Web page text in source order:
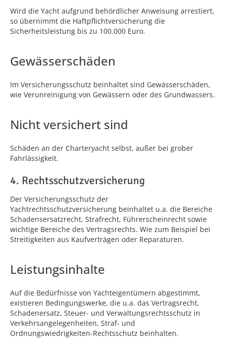
Wird die Yacht aufgrund behördlicher Anweisung arrestiert,
so übernimmt die Haftpflichtversicherung die
Sicherheitsleistung bis zu 100.000 Euro.
Gewässerschäden
Im Versicherungsschutz beinhaltet sind Gewässerschäden,
wie Verunreinigung von Gewässern oder des Grundwassers.
Nicht versichert sind
Schäden an der Charteryacht selbst, außer bei grober
Fahrlässigkeit.
4. Rechtsschutzversicherung
Der Versicherungsschutz der
Yachtrechtsschutzversicherung beinhaltet u.a. die Bereiche
Schadensersatzrecht, Strafrecht, Führerscheinrecht sowie
wichtige Bereiche des Vertragsrechts. Wie zum Beispiel bei
Streitigkeiten aus Kaufverträgen oder Reparaturen.
Leistungsinhalte
Auf die Bedürfnisse von Yachteigentümern abgestimmt,
existieren Bedingungswerke, die u.a. das Vertragsrecht,
Schadenersatz, Steuer- und Verwaltungsrechtsschutz in
Verkehrsangelegenheiten, Straf- und
Ordnungswiedrigkeiten-Rechtsschutz beinhalten.